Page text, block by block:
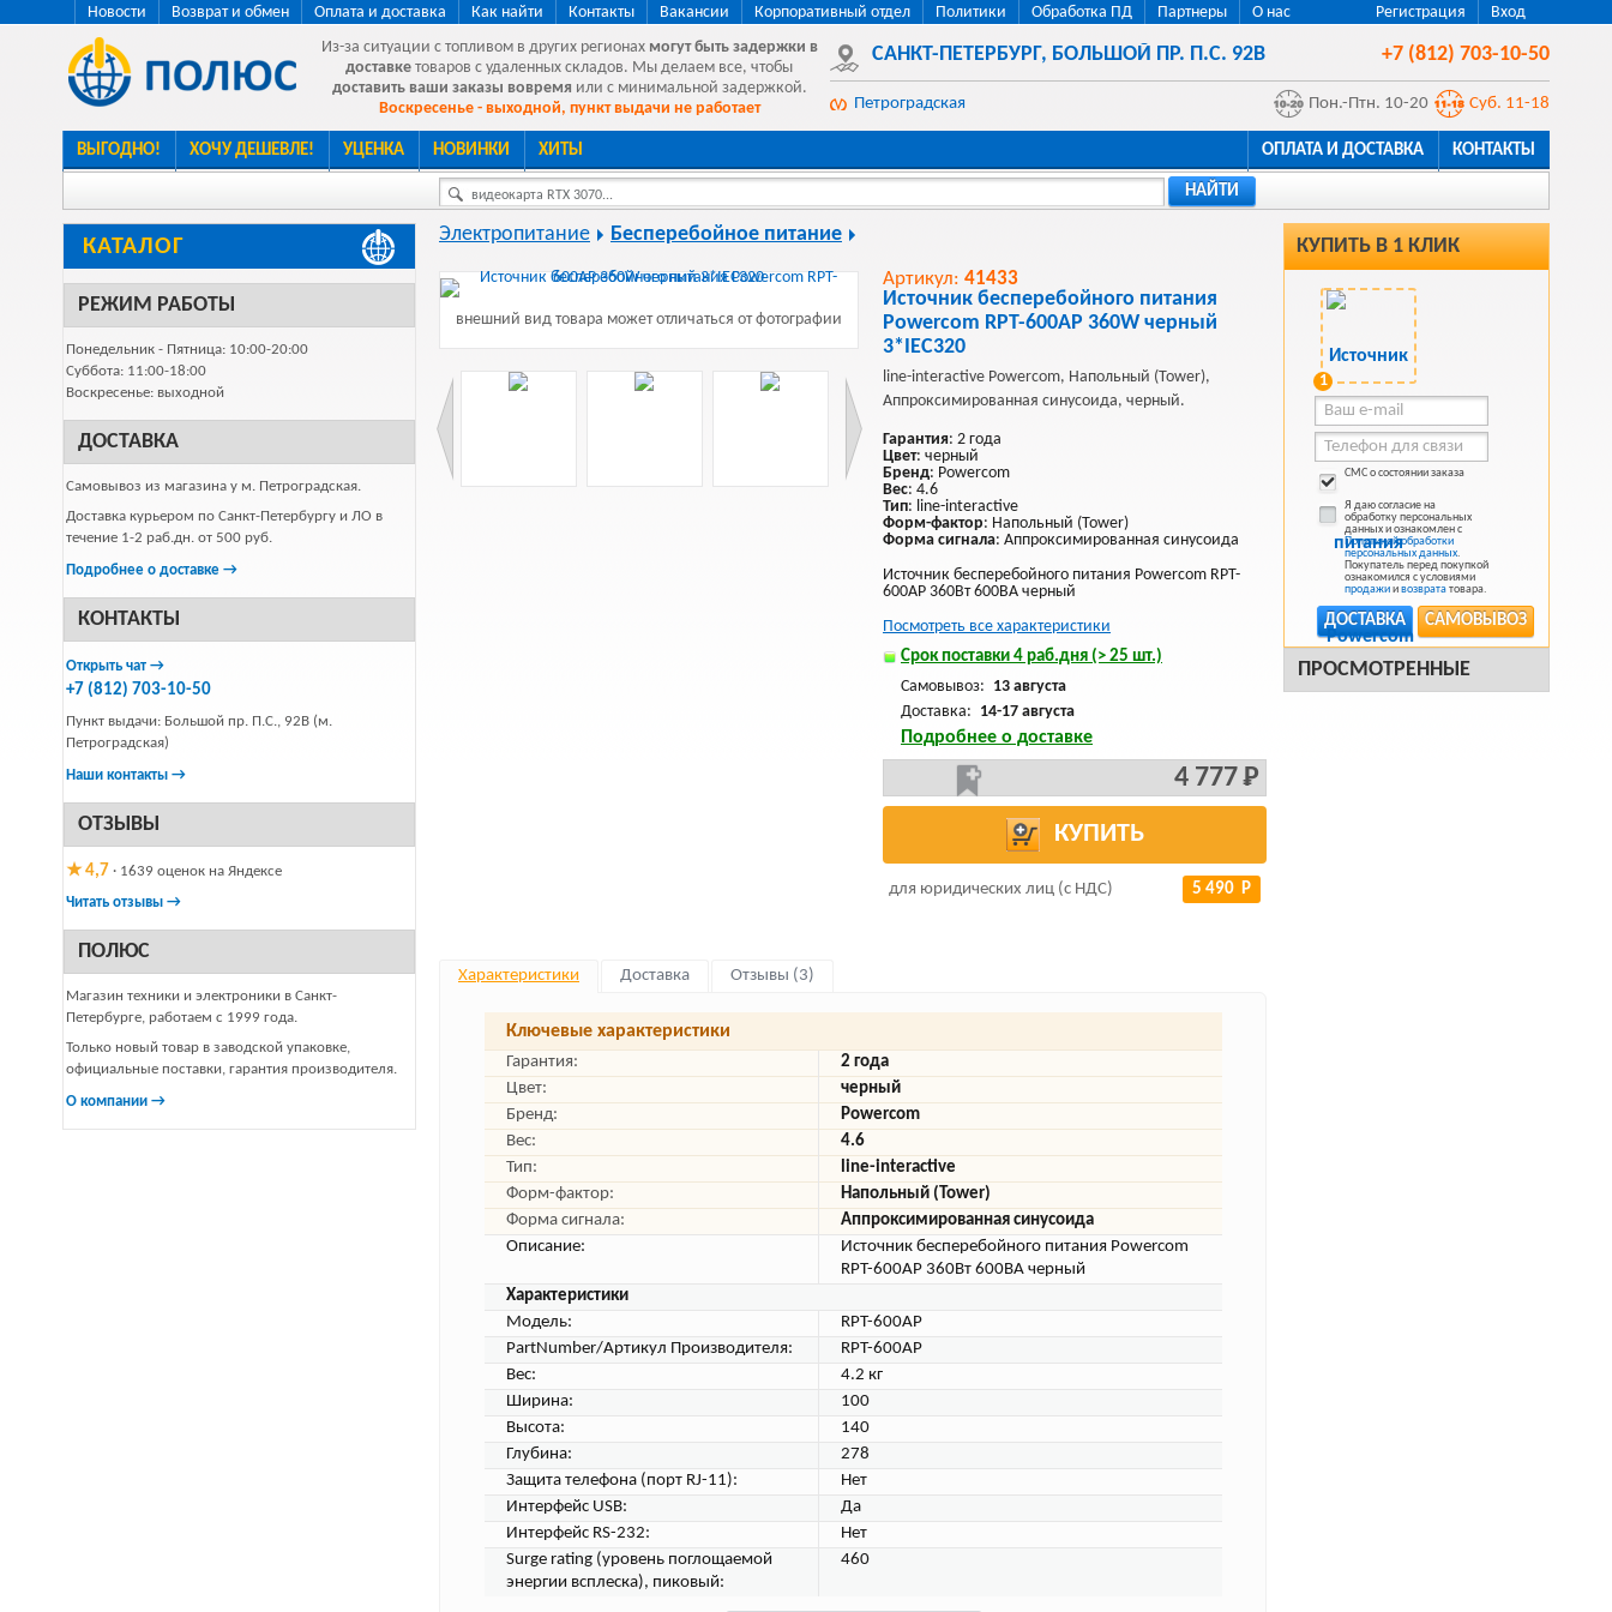
Регистрация Вход
Новости Возврат и обмен Оплата и доставка Как найти Контакты Вакансии Корпоративный отдел Политики Обработка ПД Партнеры
О нас
Из-за ситуации с топливом в других регионах могут быть задержки в
доставке товаров с удаленных складов. Мы делаем все, чтобы
доставить ваши заказы вовремя или с минимальной задержкой.
Воскресенье - выходной, пункт выдачи не работает
САНКТ-ПЕТЕРБУРГ, БОЛЬШОЙ ПР. П.С. 92В +7 (812) 703-10-50
Петроградская Пон.-Птн. 10-20 Суб. 11-18
ВЫГОДНО! ХОЧУ ДЕШЕВЛЕ! УЦЕНКА НОВИНКИ ХИТЫ ОПЛАТА И ДОСТАВКА КОНТАКТЫ
видеокарта RTX 3070... НАЙТИ
КАТАЛОГ
РЕЖИМ РАБОТЫ
Понедельник - Пятница: 10:00-20:00
Суббота: 11:00-18:00
Воскресенье: выходной
ДОСТАВКА
Самовывоз из магазина у м. Петроградская.
Доставка курьером по Санкт-Петербургу и ЛО в
течение 1-2 раб.дн. от 500 руб.
Подробнее о доставке →
КОНТАКТЫ
Открыть чат →
+7 (812) 703-10-50
Пункт выдачи: Большой пр. П.С., 92В (м.
Петроградская)
Наши контакты →
ОТЗЫВЫ
★ 4,7 · 1639 оценок на Яндексе
Читать отзывы →
ПОЛЮС
Магазин техники и электроники в Санкт-
Петербурге, работаем с 1999 года.
Только новый товар в заводской упаковке,
официальные поставки, гарантия производителя.
О компании →
КУПИТЬ В 1 КЛИК
1
СМС о состоянии заказа
Я даю согласие на
обработку персональных
данных и ознакомлен с
Политикой обработки
персональных данных.
Покупатель перед покупкой
ознакомился с условиями
продажиивозврататовара.
САМОВЫВОЗ
ДОСТАВКА
ПРОСМОТРЕННЫЕ
Электропитание Бесперебойное питание
внешний вид товара может отличаться от фотографии
Артикул: 41433
Источник бесперебойного питания
Powercom RPT-600AP 360W черный
3*IEC320
line-interactive Powercom, Напольный (Tower),
Аппроксимированная синусоида, черный.
Гарантия: 2 года
Цвет: черный
Бренд: Powercom
Вес: 4.6
Тип: line-interactive
Форм-фактор: Напольный (Tower)
Форма сигнала: Аппроксимированная синусоида
Источник бесперебойного питания Powercom RPT-
600AP 360Вт 600ВА черный
Посмотреть все характеристики
Срок поставки 4 раб.дня (> 25 шт.)
Самовывоз: 13 августа
Доставка: 14-17 августа
Подробнее о доставке
4 777 Р
КУПИТЬ
для юридических лиц (с НДС) 5 490 Р
Характеристики Доставка Отзывы (3)
Ключевые характеристики
Гарантия:
2 года
Цвет:
черный
Бренд:
Powercom
Вес:
4.6
Тип:
line-interactive
Форм-фактор:
Напольный (Tower)
Форма сигнала:
Аппроксимированная синусоида
Описание:
Источник бесперебойного питания Powercom
RPT-600AP 360Вт 600ВА черный
Характеристики
Модель:
RPT-600AP
PartNumber/Артикул Производителя:
RPT-600AP
Вес:
4.2 кг
Ширина:
100
Высота:
140
Глубина:
278
Защита телефона (порт RJ-11):
Нет
Интерфейс USB:
Да
Интерфейс RS-232:
Нет
Surge rating (уровень поглощаемой
энергии всплеска), пиковый:
460